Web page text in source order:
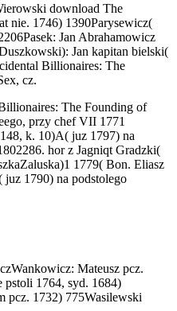
download The
nie. 1746) 1390Parysewicz(
Jan Abrahamowicz
Jan kapitan bielski(
Billionaires: The
cz.
The Founding of
przy chef VII 1771
k. 10)A( juz 1797) na
hor z Jagniqt Gradzki(
1779( Bon. Eliasz
1790) na podstolego
Mateusz pcz.
pstoli 1764, syd. 1684)
pcz. 1732) 775Wasilewski